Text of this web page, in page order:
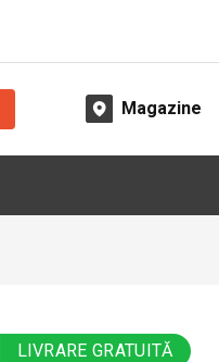
Magazine
LIVRARE GRATUITĂ